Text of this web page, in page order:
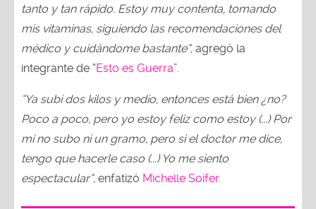
tanto y tan rápido. Estoy muy contenta, tomando
mis vitaminas, siguiendo las recomendaciones del
médico y cuidándome bastante”, agregó la
integrante de “Esto es Guerra”.
“Ya subí dos kilos y medio, entonces está bien ¿no?
Poco a poco, pero yo estoy feliz como estoy (...) Por
mí no subo ni un gramo, pero si el doctor me dice,
tengo que hacerle caso (...) Yo me siento
espectacular”, enfatizó Michelle Soifer.